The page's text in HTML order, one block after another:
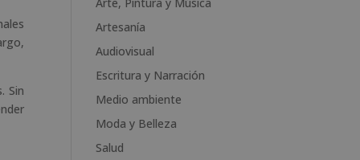
Sin
r
n
i
v
e
Artesanía
Audiovisual
Escritura y Narración
Medio ambiente
Moda y Belleza
Salud